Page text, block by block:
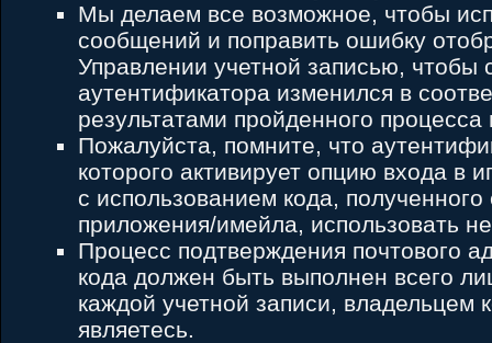
Мы делаем все возможное, чтобы
сообщений и поправить ошибку
Управлении учетной записью, чтобы
аутентификатора изменился в
результатами пройденного
Пожалуйста, помните, что
которого активирует опцию входа в
с использованием кода,
приложения/имейла, использовать
Процесс подтверждения почтового
кода должен быть выполнен всего
каждой учетной записи, владельцем
являетесь.